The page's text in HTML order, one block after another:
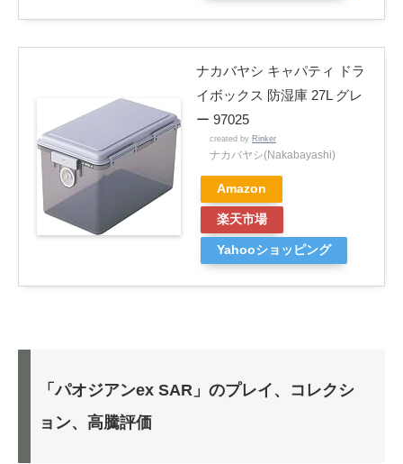
ナカバヤシ キャパティ ドラ
イボックス 防湿庫 27L グレ
ー 97025
created by Rinker
ナカバヤシ(Nakabayashi)
Amazon
楽天市場
Yahooショッピング
「パオジアンex SAR」のプレイ、コレクシ
ョン、高騰評価